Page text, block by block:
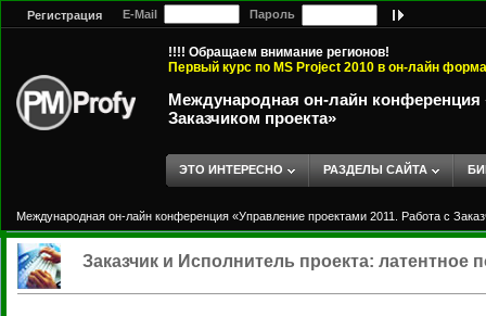
Регистрация E-Mail Пароль
!!!! Обращаем внимание регионов!
Первый курс по MS Project 2010 в он-лайн
Международная он-лайн конференция
Заказчиком проекта»
ЭТО ИНТЕРЕСНО РАЗДЕЛЫ САЙТА
Международная он-лайн конференция «Управление проектами 2011. Работа с
Заказчик и Исполнитель проекта: латентное